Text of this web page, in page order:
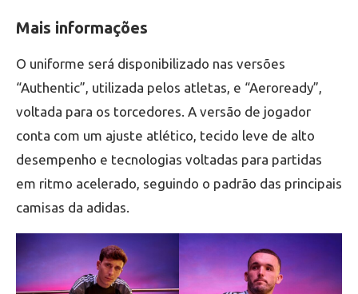
Mais informações
O uniforme será disponibilizado nas versões
“Authentic”, utilizada pelos atletas, e “Aeroready”,
voltada para os torcedores. A versão de jogador
conta com um ajuste atlético, tecido leve de alto
desempenho e tecnologias voltadas para partidas
em ritmo acelerado, seguindo o padrão das principais
camisas da adidas.